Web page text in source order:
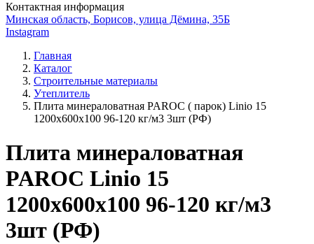
Контактная информация
Минская область, Борисов, улица Дёмина, 35Б
Instagram
Главная
Каталог
Строительные материалы
Утеплитель
Плита минераловатная PAROC ( парок) Linio 15
1200х600х100 96-120 кг/м3 3шт (РФ)
Плита минераловатная
PAROC Linio 15
1200х600х100 96-120 кг/м3
3шт (РФ)